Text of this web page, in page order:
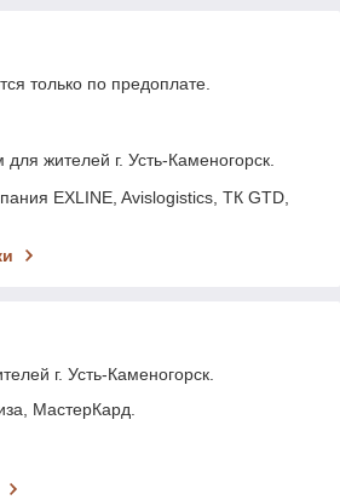
только по предоплате.
для жителей г. Усть-Каменогорск.
EXLINE, Avislogistics, ТК GTD,
г. Усть-Каменогорск.
МастерКард.